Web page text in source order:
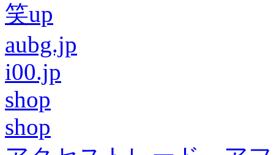
笑up
aubg.jp
i00.jp
shop
shop